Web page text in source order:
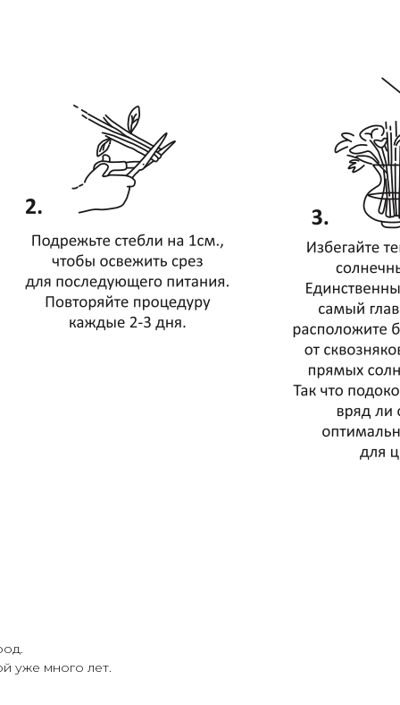
уже много лет.